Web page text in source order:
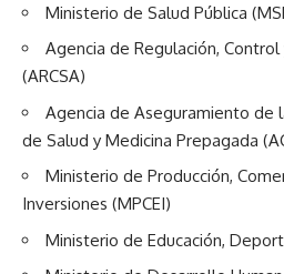
Ministerio de Salud Pública
Agencia de Regulación, Control
(ARCSA)
Agencia de Aseguramiento de
de Salud y Medicina Prepagada
Ministerio de Producción,
Inversiones (MPCEI)
Ministerio de Educación,